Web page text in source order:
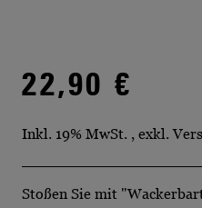
22,90 €
Inkl. 19% MwSt. , exkl.
Stoßen Sie mit